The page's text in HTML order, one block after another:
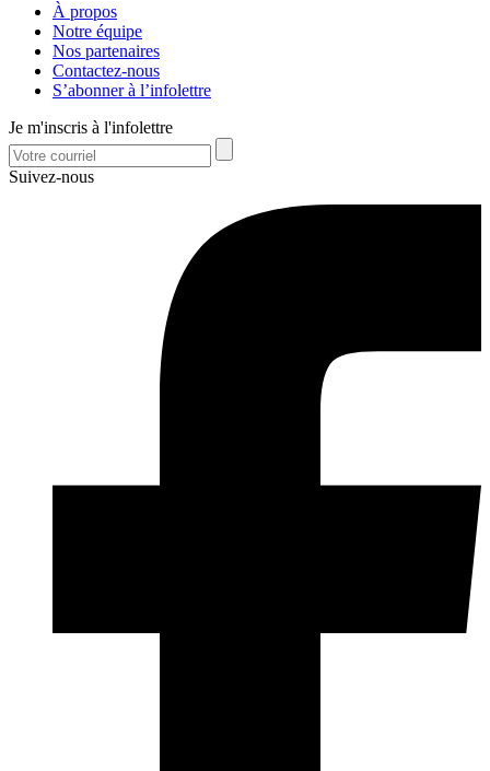
À propos
Notre équipe
Nos partenaires
Contactez-nous
S’abonner à l’infolettre
Je m'inscris à l'infolettre
Suivez-nous